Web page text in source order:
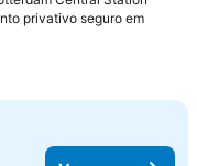
privativo seguro em